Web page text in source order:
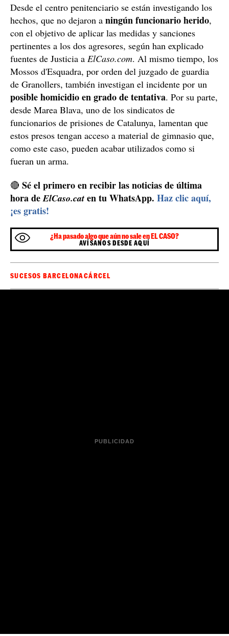
Desde el centro penitenciario se están investigando los
hechos, que no dejaron a ningún funcionario herido,
con el objetivo de aplicar las medidas y sanciones
pertinentes a los dos agresores, según han explicado
fuentes de Justicia a ElCaso.com. Al mismo tiempo, los
Mossos d'Esquadra, por orden del juzgado de guardia
de Granollers, también investigan el incidente por un
posible homicidio en grado de tentativa. Por su parte,
desde Marea Blava, uno de los sindicatos de
funcionarios de prisiones de Catalunya, lamentan que
estos presos tengan acceso a material de gimnasio que,
como este caso, pueden acabar utilizados como si
fueran un arma.
🔴 Sé el primero en recibir las noticias de última
hora deElCaso.cat en tu WhatsApp. Haz clic aquí,
¡es gratis!
¿Ha pasado algo que aún no sale en EL CASO?
AVÍSANOS DESDE AQUÍ
SUCESOS BARCELONACÁRCEL